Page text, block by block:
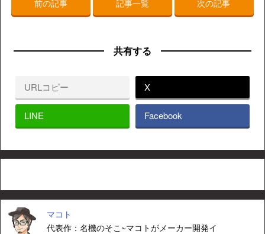
前の記事 記事一覧 次の記事
共有する
URLコピー X
LINE Facebook
マコト
代表作：名機のそこ~マコトがメーカー開発イ